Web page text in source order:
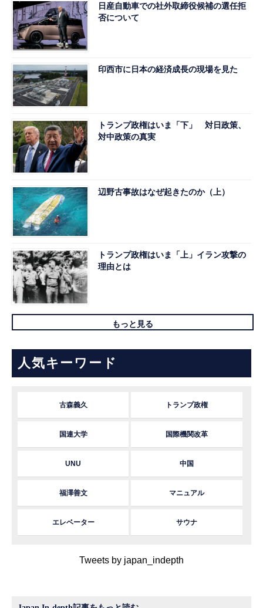
日産自動車での社外取締役候補の選任拒
否について
印西市に日本の経済成長の現場を見た
トランプ政権はいま「下」 対日政策、
対中政策の真実
辺野古事故はなぜ起きたのか（上）
トランプ政権はいま「上」イラン攻撃の
理由とは
もっと見る
人気キーワード
古森義久 トランプ政権
国連大学 国際機関改革
UNU 中国
福澤善文 マニュアル
エレベーター サウナ
Tweets by japan_indepth